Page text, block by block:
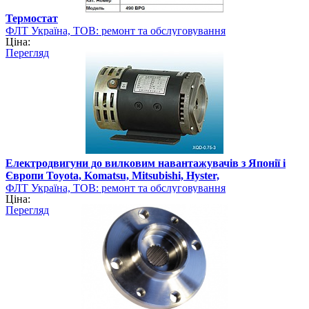
Термостат
ФЛТ Україна, ТОВ: ремонт та обслуговування
навантажувально-розвантажувальної техніки
Ціна:
Перегляд
Електродвигуни до вилковим навантажувачів з Японії і
Європи Toyota, Komatsu, Mitsubishi, Hyster,
ФЛТ Україна, ТОВ: ремонт та обслуговування
навантажувально-розвантажувальної техніки
Ціна:
Перегляд